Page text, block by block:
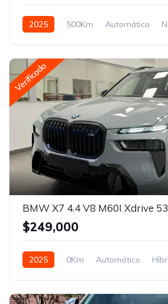
2025 500Km Automático
Verificado
BMW X7 4.4 V8 M60I Xdrive
$249,000
2025 0Km Automático